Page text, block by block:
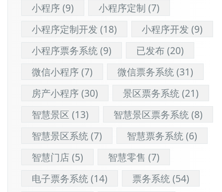
小程序(9) 小程序定制 (7)
小程序定制开发 (18) 小程序开发 (9)
小程序票务系统(9) 已发布(20)
微信小程序(7) 微信票务系统(31)
房产小程序(30) 景区票务系统(21)
智慧景区 (13) 智慧景区票务系统(8)
智慧景区系统(7) 智慧票务系统(6)
智慧门店(5) 智慧零售 (7)
电子票务系统(14) 票务系统(54)